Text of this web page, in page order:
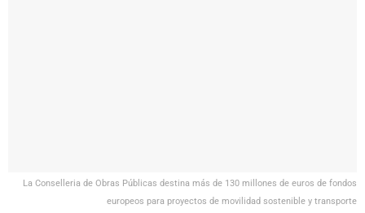
La Conselleria de Obras Públicas destina más de 130 millones de euros de fondos
europeos para proyectos de movilidad sostenible y transporte